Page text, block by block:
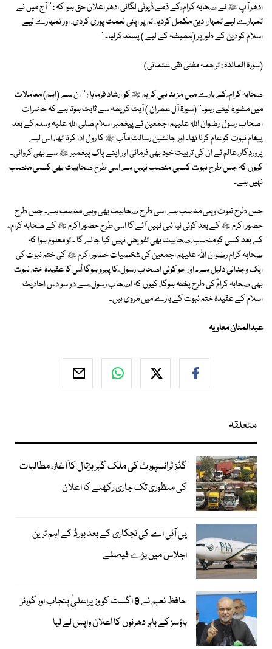
ادھر آپ ﷺ نے صحابہ کرام ؓ کے ذمے ڈیوٹی لگائی ادھر اعلان حق ہوا کہ : '' آج میں نے
تمہارے لیے تمہارا دین مکمل کردیا، تم پر اپنی نعمت پوری کردی، اور تمہارے لیے
اسلام کو دین کے طور پر (ہمیشہ کے لیے ) پسند کرلیا۔''
(سورۃ المائدۃ : ترجمہ مفتی تقی عثمانی)
صحابہ کرام ؓ کے بارے میں مزید نبی کریم ﷺ کو ارشاد فرمایا : '' ان سے (اہم) معاملات
میں مشورہ لیتے رہو۔'' (سورۃ آل عمران ) آیت کریمہ سے ثابت ہوتا ہے کہ حضرات
اصحاب رسول رضوان اللہ علیہم اجمعین نے پیغمبر اسلام صلی اللہ علیہ وسلم کے بعد
پیغام نبوت کو عام کرنا تھا۔ اور جانشین رسالت مآب ﷺ کا رول ادا کرنا تھا، اس لیے
پروردِگار ِ عالم نے ان کی تربیت خود بھی فرمائی اور اپنے پاک پیغمبر ﷺ سے بھی کروائی۔
کیوں کہ جس طرح نبوت کسبی منصب نہیں ہے اسی طرح صحابیت بھی کسبی منصب
نہیں ہے۔
جس طرح نبوت وہبی منصب ہے اسی طرح صحابیت بھی وہبی منصب ہے۔ جس طرح
حضور اکرم ﷺ کے بعد کوئی نیا نبی نہیں آئے گا اسی طرح حضور اکرم ﷺ کے صحابہ کرام ؓ
کے بعد کسی کو منصب ِ صحابیت بھی تفویض نہیں کیا جائے گا ۔ تو معلوم ہوا کہ
صحابہ کرام رضوان اللہ علیہم اجمعین کی شخصیات حضور اکرم ﷺ کی ختم نبوت کی
ایک وجدانی دلیل ہے۔ اور جو کوئی اصحاب رسول ؓ کا پیرو ہوگا اُس کا عقیدۂ ختم نبوت
بھی صحابہ کرامؓ کی طرح پختہ ہوگا، کیوں کہ اصحاب رسول ؓ سے دو سو دس احادیث
اسلام کے عقیدۂ ختم نبوت کے بارے میں مروی ہیں۔
عبدالمنان معاویہ
متعلقہ
گڈز ٹرانسپورٹ کی ملک گیر ہڑتال کا آغاز، مطالبات
کی منظوری تک جاری رکھنے کا اعلان
پی آئی اے کی نجکاری کے بعد بورڈ کے اہم ترین
اجلاس میں بڑے فیصلے
حافظ نعیم نے 9 اگست کو وزیراعلیٰ پنجاب اور گورنر
ہاؤسز کے باہر دھرنوں کا اعلان واپس لے لیا